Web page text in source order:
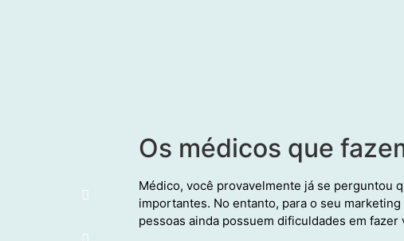
Os médicos que
Médico, você provavelmente já se perguntou
importantes. No entanto, para o seu
pessoas ainda possuem dificuldades em